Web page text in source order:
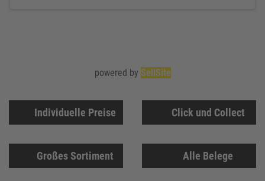
Individuelle Preise Click und Collect
Großes Sortiment Alle Belege
powered by SellSite